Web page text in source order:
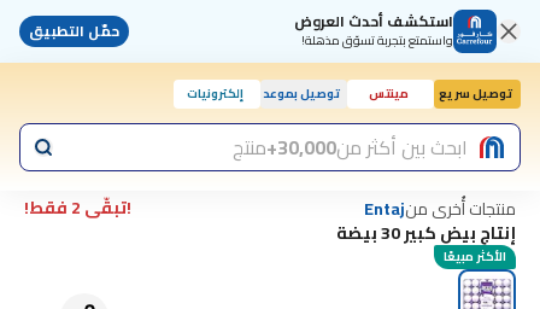
استكشف أحدث العروض
واستمتع بتجربة تسوّق مذهلة! حمّل التطبيق
توصيل سريع مينتس توصيل بموعد إلكترونيات
ابحث بين أكثر من30,000+ منتج
منتجات أُخرى منEntaj
!تبقّى 2 فقط!
إنتاج بيض كبير 30 بيضة
الأكثر مبيعًا